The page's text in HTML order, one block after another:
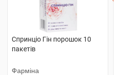
Спринціо Гін порошок 10
пакетів
Фарміна